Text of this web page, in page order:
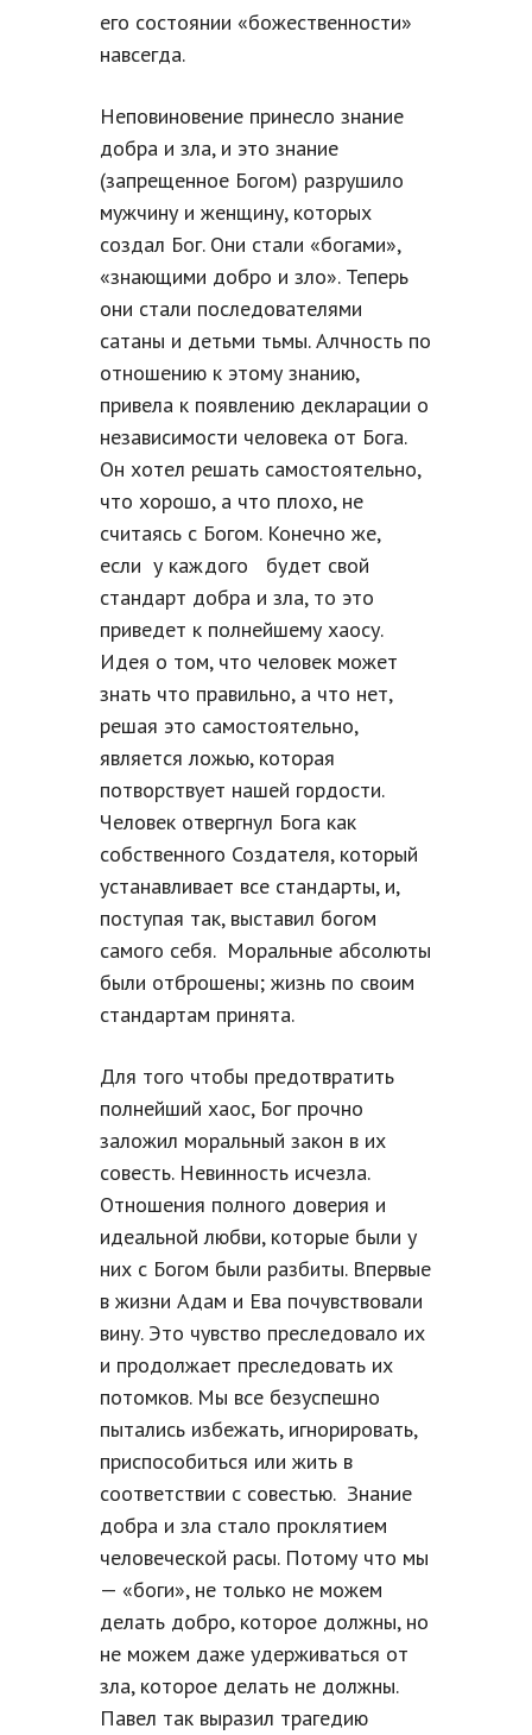
его состоянии «божественности»
навсегда.
Неповиновение принесло знание
добра и зла, и это знание
(запрещенное Богом) разрушило
мужчину и женщину, которых
создал Бог. Они стали «богами»,
«знающими добро и зло». Теперь
они стали последователями
сатаны и детьми тьмы. Алчность по
отношению к этому знанию,
привела к появлению декларации о
независимости человека от Бога.
Он хотел решать самостоятельно,
что хорошо, а что плохо, не
считаясь с Богом. Конечно же,
если у каждого будет свой
стандарт добра и зла, то это
приведет к полнейшему хаосу.
Идея о том, что человек может
знать что правильно, а что нет,
решая это самостоятельно,
является ложью, которая
потворствует нашей гордости.
Человек отвергнул Бога как
собственного Создателя, который
устанавливает все стандарты, и,
поступая так, выставил богом
самого себя. Моральные абсолюты
были отброшены; жизнь по своим
стандартам принята.
Для того чтобы предотвратить
полнейший хаос, Бог прочно
заложил моральный закон в их
совесть. Невинность исчезла.
Отношения полного доверия и
идеальной любви, которые были у
них с Богом были разбиты. Впервые
в жизни Адам и Ева почувствовали
вину. Это чувство преследовало их
и продолжает преследовать их
потомков. Мы все безуспешно
пытались избежать, игнорировать,
приспособиться или жить в
соответствии с совестью. Знание
добра и зла стало проклятием
человеческой расы. Потому что мы
— «боги», не только не можем
делать добро, которое должны, но
не можем даже удерживаться от
зла, которое делать не должны.
Павел так выразил трагедию